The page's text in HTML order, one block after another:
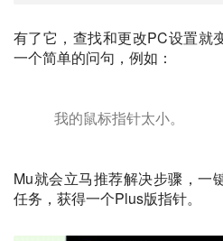
有了它，查找和更改PC设置就
一个简单的问句，例如：
我的鼠标指针太小。
Mu就会立马推荐解决步骤， 一
任务，获得一个Plus版指针。